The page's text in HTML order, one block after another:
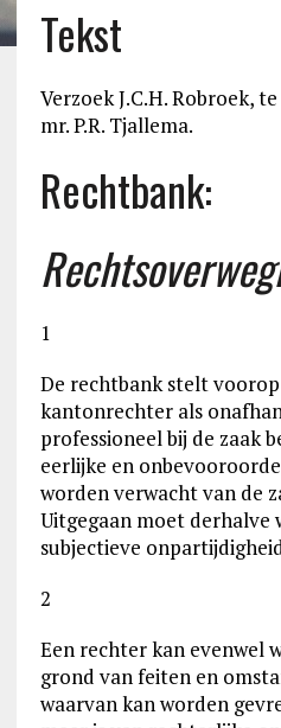
Tekst
Verzoek J.C.H. Robroek,
mr. P.R. Tjallema.
Rechtbank:
1
De rechtbank stelt
kantonrechter als
professioneel bij de zaak
eerlijke en
worden verwacht van de
Uitgegaan moet derhalve
subjectieve
2
Een rechter kan evenwel
grond van feiten en
waarvan kan worden